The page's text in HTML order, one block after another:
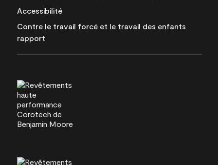
Accessibilité
Contre le travail forcé et le travail des enfants
rapport